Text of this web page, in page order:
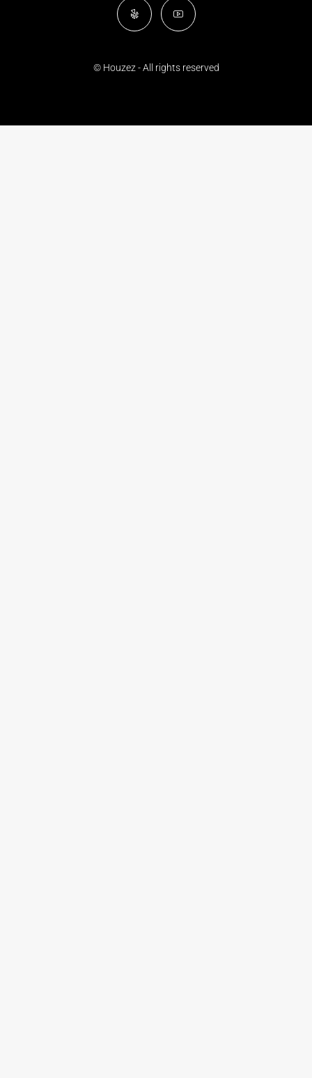
© Houzez - All rights reserved